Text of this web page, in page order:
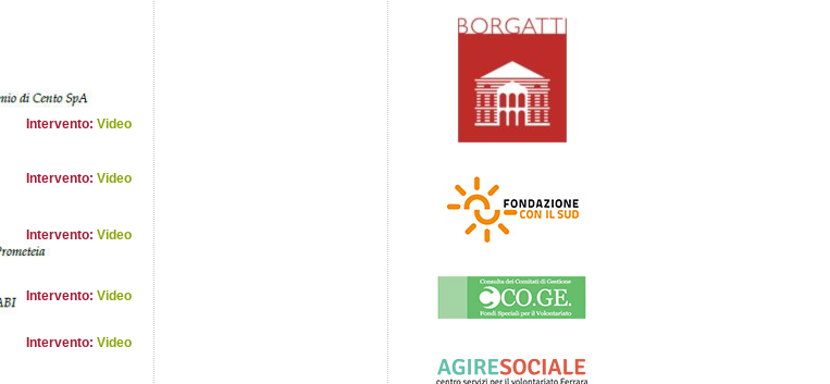
Intervento: Video
Intervento: Video
Intervento: Video
Intervento: Video
Intervento: Video